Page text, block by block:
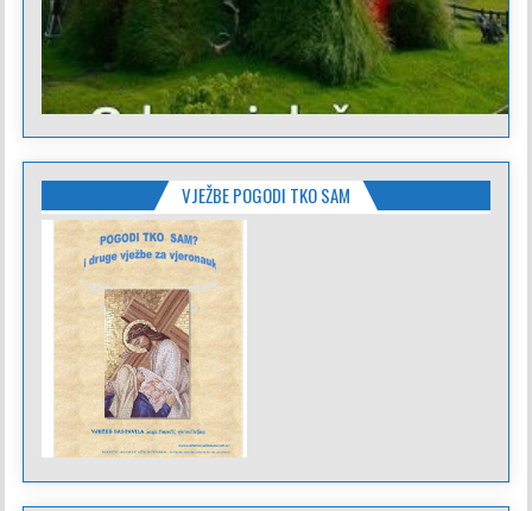
VJEŽBE POGODI TKO SAM